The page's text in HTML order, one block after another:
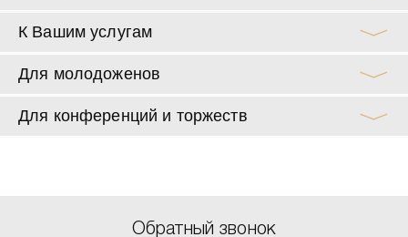
К Вашим услугам
Для молодоженов
Для конференций и торжеств
Обратный звонок